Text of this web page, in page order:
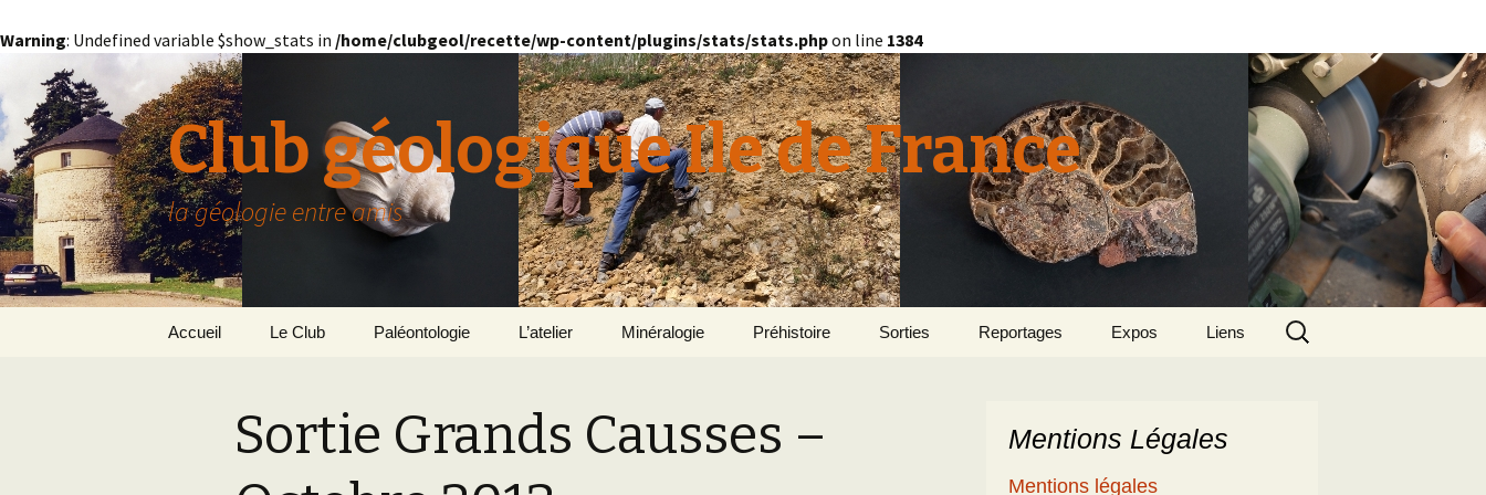
Warning: Undefined variable $show_stats in /home/clubgeol/recette/wp-content/plugins/stats/stats.phpon line 1384
Club géologique Ile de France
la géologie entre amis
Accueil Le Club
Paris
Grignon
Paléontologie
Le Bassin Parisien
Géomorphologie du
Bassin Parisien
GRIGNON – 78
L’atelier Minéralogie Préhistoire Sorties Reportages
Henri
Le patrimoine
Expos Liens
Rechercher :
Sortie Grands Causses –
Mentions Légales
Mentions légales